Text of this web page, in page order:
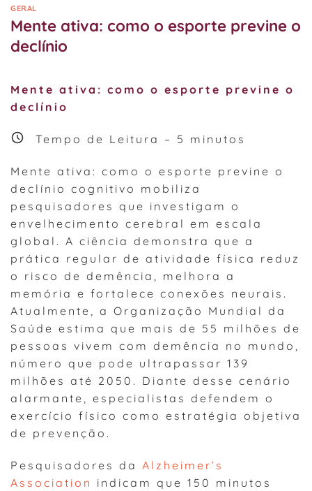
GERAL
Mente ativa: como o esporte previne o
declínio
Mente ativa: como o esporte previne o
declínio
Tempo de Leitura – 5 minutos
Mente ativa: como o esporte previne o
declínio cognitivo mobiliza
pesquisadores que investigam o
envelhecimento cerebral em escala
global. A ciência demonstra que a
prática regular de atividade física reduz
o risco de demência, melhora a
memória e fortalece conexões neurais.
Atualmente, a Organização Mundial da
Saúde estima que mais de 55 milhões de
pessoas vivem com demência no mundo,
número que pode ultrapassar 139
milhões até 2050. Diante desse cenário
alarmante, especialistas defendem o
exercício físico como estratégia objetiva
de prevenção.
Pesquisadores da Alzheimer’s
Association indicam que 150 minutos